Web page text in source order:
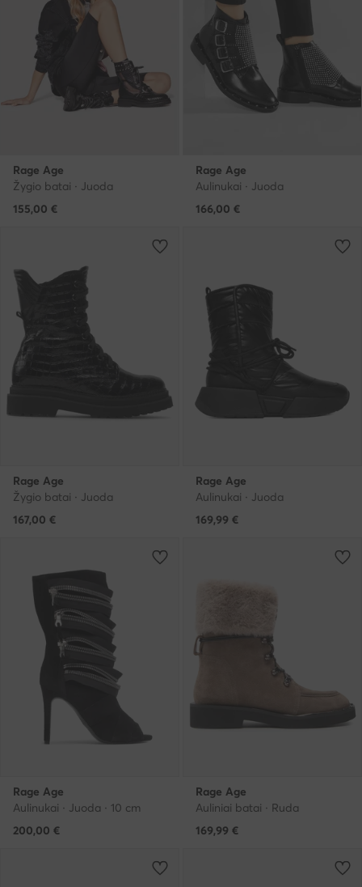
Rage Age
Žygio batai · Juoda
155,00 €
Rage Age
Aulinukai · Juoda
166,00 €
Rage Age
Žygio batai · Juoda
167,00 €
Rage Age
Aulinukai · Juoda
169,99 €
Rage Age
Aulinukai · Juoda · 10 cm
200,00 €
Rage Age
Auliniai batai · Ruda
169,99 €